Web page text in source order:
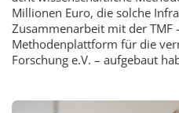
Millionen Euro, die solche
Zusammenarbeit mit der TMF
Methodenplattform für die
Forschung e.V. – aufgebaut